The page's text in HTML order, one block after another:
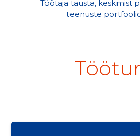
Töötaja tausta, keskmist
teenuste